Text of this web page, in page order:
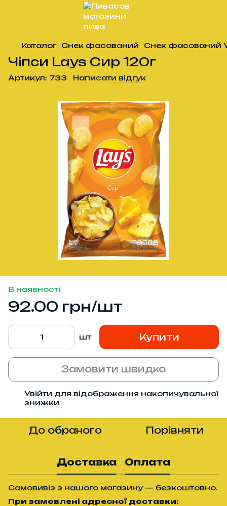
Каталог Снек фасований Снек фасований
Чіпси Lays Сир 120г
Артикул: 733 Написати відгук
В наявності
92.00 грн/шт
шт Купити
Замовити швидко
Увійти для відображення накопичувальної
знижки
До обраного Порівняти
Доставка Оплата
Самовивіз з нашого магазину — безкоштовно.
При замовлені адресної доставки: